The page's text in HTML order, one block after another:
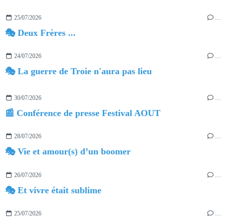
25/07/2026 …
🎭 Deux Frères ...
24/07/2026 …
🎭 La guerre de Troie n'aura pas lieu
30/07/2026 …
📰 Conférence de presse Festival AOUT
28/07/2026 …
🎭 Vie et amour(s) d’un boomer
26/07/2026
🎭 Et vivre était sublime
25/07/2026 …